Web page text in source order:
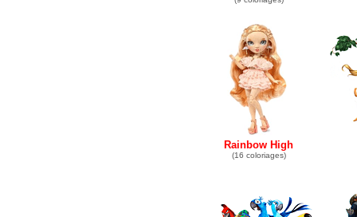
Rainbow High
(16 coloriages)